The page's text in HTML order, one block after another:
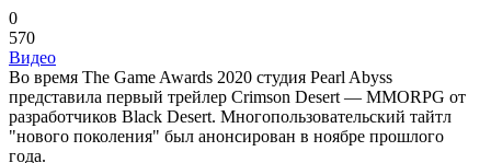
0
570
Видео
Во время The Game Awards 2020 студия Pearl Abyss
представила первый трейлер Crimson Desert — MMORPG от
разработчиков Black Desert. Многопользовательский тайтл
"нового поколения" был анонсирован в ноябре прошлого
года.